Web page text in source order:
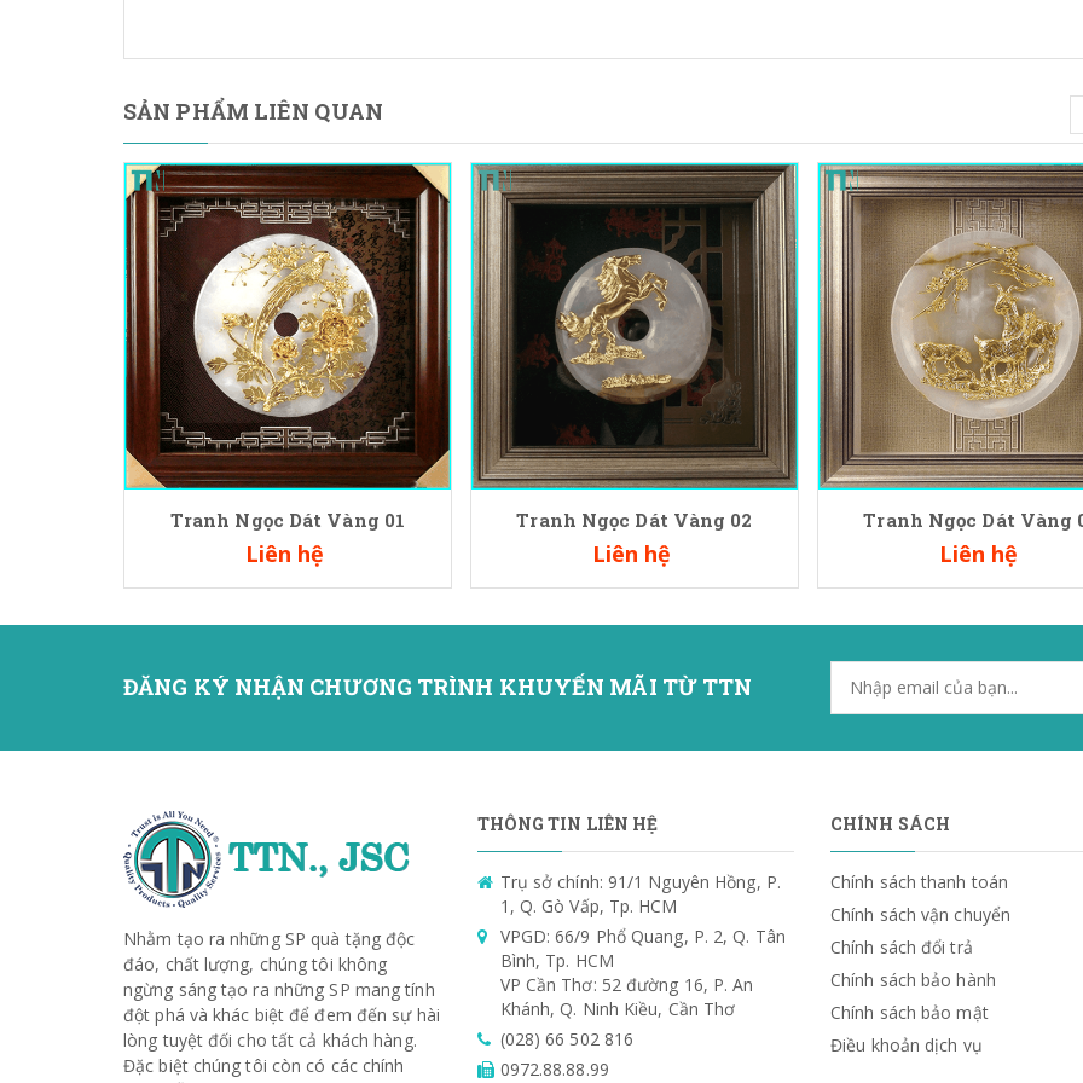
SẢN PHẨM LIÊN QUAN
Tranh Ngọc Dát Vàng 01
Liên hệ
Tranh Ngọc Dát Vàng 02
Liên hệ
Tranh Ngọc Dát Vàng
Liên hệ
ĐĂNG KÝ NHẬN CHƯƠNG TRÌNH KHUYẾN MÃI TỪ TTN
Nhằm tạo ra những SP quà tặng độc
đáo, chất lượng, chúng tôi không
ngừng sáng tạo ra những SP mang tính
đột phá và khác biệt để đem đến sự hài
lòng tuyệt đối cho tất cả khách hàng.
Đặc biệt chúng tôi còn có các chính
THÔNG TIN LIÊN HỆ
Trụ sở chính: 91/1 Nguyên Hồng, P.
1, Q. Gò Vấp, Tp. HCM
VPGD: 66/9 Phổ Quang, P. 2, Q. Tân
Bình, Tp. HCM
VP Cần Thơ: 52 đường 16, P. An
Khánh, Q. Ninh Kiều, Cần Thơ
(028) 66 502 816
0972.88.88.99
CHÍNH SÁCH
Chính sách thanh toán
Chính sách vận chuyển
Chính sách đổi trả
Chính sách bảo hành
Chính sách bảo mật
Điều khoản dịch vụ